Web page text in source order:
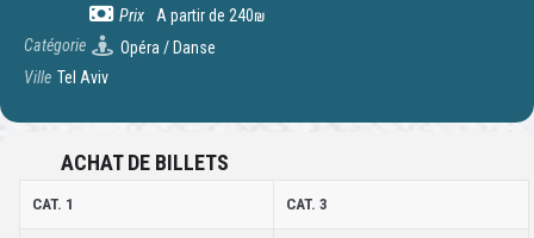
Prix
A partir de 240₪
Catégorie
Opéra / Danse
Ville Tel Aviv
ACHAT DE BILLETS
CAT. 1 CAT. 3